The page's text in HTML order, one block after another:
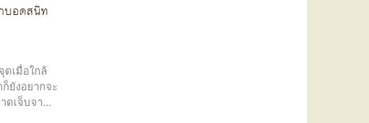
บอดสนิท
ดเมื่อใกล้
ยังอยากจะ
ดเจ็บจา...